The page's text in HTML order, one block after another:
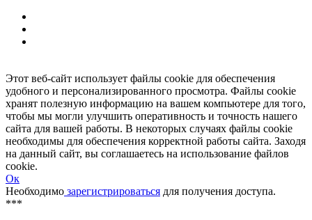
Этот веб-сайт использует файлы cookie для обеспечения
удобного и персонализированного просмотра. Файлы cookie
хранят полезную информацию на вашем компьютере для того,
чтобы мы могли улучшить оперативность и точность нашего
сайта для вашей работы. В некоторых случаях файлы cookie
необходимы для обеспечения корректной работы сайта. Заходя
на данный сайт, вы соглашаетесь на использование файлов
cookie.
Ок
Необходимо зарегистрироваться для получения доступа.
***